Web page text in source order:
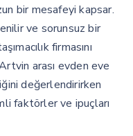
bir mesafeyi kapsar.
ve sorunsuz bir
firmasını
arası evden eve
değerlendirirken
faktörler ve ipuçları